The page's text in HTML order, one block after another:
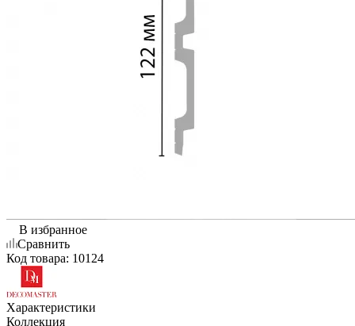
В избранное
Сравнить
Код товара: 10124
Характеристики
Коллекция